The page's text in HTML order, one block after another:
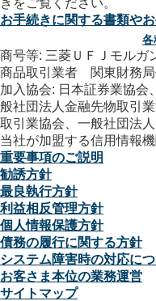
お手続きに関する書類や
各
商号等: 三菱ＵＦＪモル
商品取引業者 関東財務
加入協会: 日本証券業協会
般社団法人金融先物取引
取引業協会、一般社団法
当社が加盟する信用情報
重要事項のご説明
勧誘方針
最良執行方針
利益相反管理方針
個人情報保護方針
債務の履行に関する方針
システム障害時の対応に
お客さま本位の業務運営
サイトマップ